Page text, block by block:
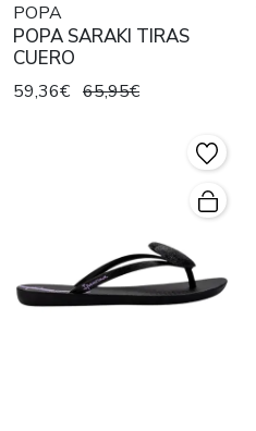
POPA
POPA SARAKI TIRAS
CUERO
59,36€ 65,95€